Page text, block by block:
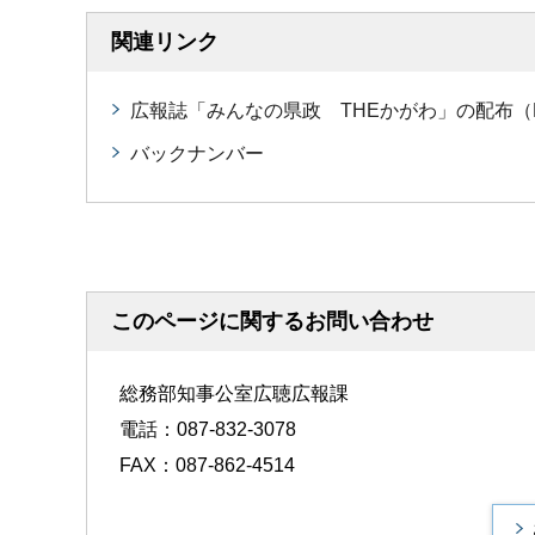
関連リンク
広報誌「みんなの県政 THEかがわ」の配布（
バックナンバー
このページに関するお問い合わせ
総務部知事公室広聴広報課
電話：087-832-3078
FAX：087-862-4514